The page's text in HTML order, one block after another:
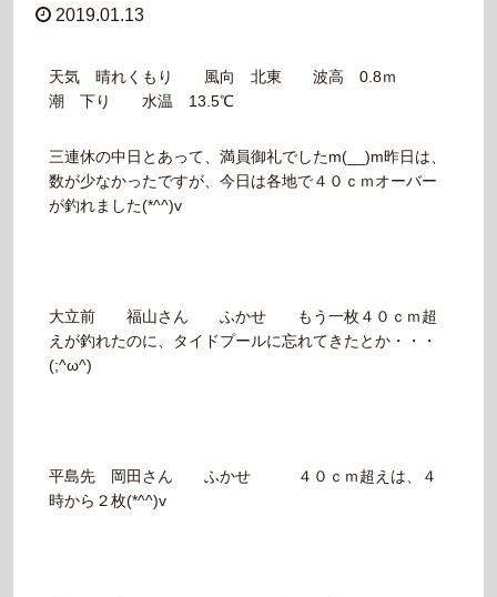
2019.01.13
天気 晴れくもり 風向 北東 波高 0.8ｍ
潮 下り 水温 13.5℃
三連休の中日とあって、満員御礼でしたm(__)m昨日は、
数が少なかったですが、今日は各地で４０ｃｍオーバー
が釣れました(*^^)v
大立前 福山さん ふかせ もう一枚４０ｃｍ超
えが釣れたのに、タイドプールに忘れてきたとか・・・
(;^ω^)
平島先 岡田さん ふかせ ４０ｃｍ超えは、４
時から２枚(*^^)v